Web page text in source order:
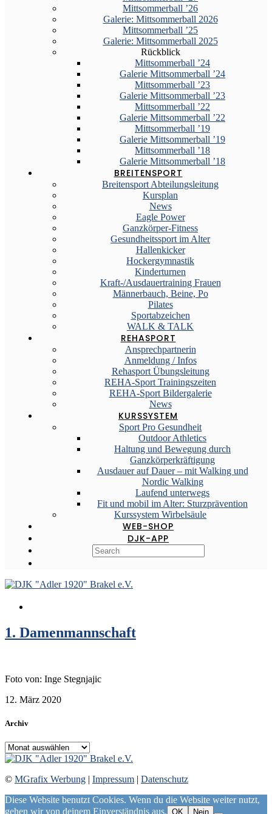
Mittsommerball ’26
Galerie: Mittsommerball 2026
Mittsommerball ’25
Galerie: Mittsommerball 2025
Rückblick
Mittsommerball ’24
Galerie Mittsommerball ’24
Mittsommerball ’23
Galerie Mittsommerball ’23
Mittsommerball ’22
Galerie Mittsommerball ’22
Mittsommerball ’19
Galerie Mittsommerball ’19
Mittsommerball ’18
Galerie Mittsommerball ’18
BREITENSPORT
Breitensport Abteilungsleitung
Kursplan
News
Eagle Power
Ganzkörper-Fitness
Gesundheitssport im Alter
Hallenkicker
Hockergymnastik
Kinderturnen
Kraft-/Ausdauertraining Frauen
Männerbauch, Beine, Po
Pilates
Sportabzeichen
WALK & TALK
REHASPORT
Ansprechpartnerin
Anmeldung / Infos
Rehasport Übungsleitung
REHA-Sport Trainingszeiten
REHA-Sport Bildergalerie
News
KURSSYSTEM
Sport Pro Gesundheit
Outdoor Athletics
Haltung und Bewegung durch
Ganzkörperkräftigung
Ausdauer auf Dauer – mit Walking und
Nordic Walking
Laufend unterwegs
Fit und mobil im Alter: Sturzprävention
Kurssystem Wirbelsäule
WEB-SHOP
DJK-APP
1. Damenmannschaft
Foto von: Inge Stegnjajic
12. März 2020
Archiv
Archiv
© MGrafix Werbung | Impressum | Datenschutz
Diese Website benutzt Cookies. Wenn du die Website weiter nutzt,
gehen wir von deinem Einverständnis aus. OK Nein